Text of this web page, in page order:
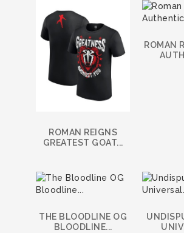
ROMAN REIGNS
GREATEST GOAT...
ROMAN
THE BLOODLINE OG
BLOODLINE...